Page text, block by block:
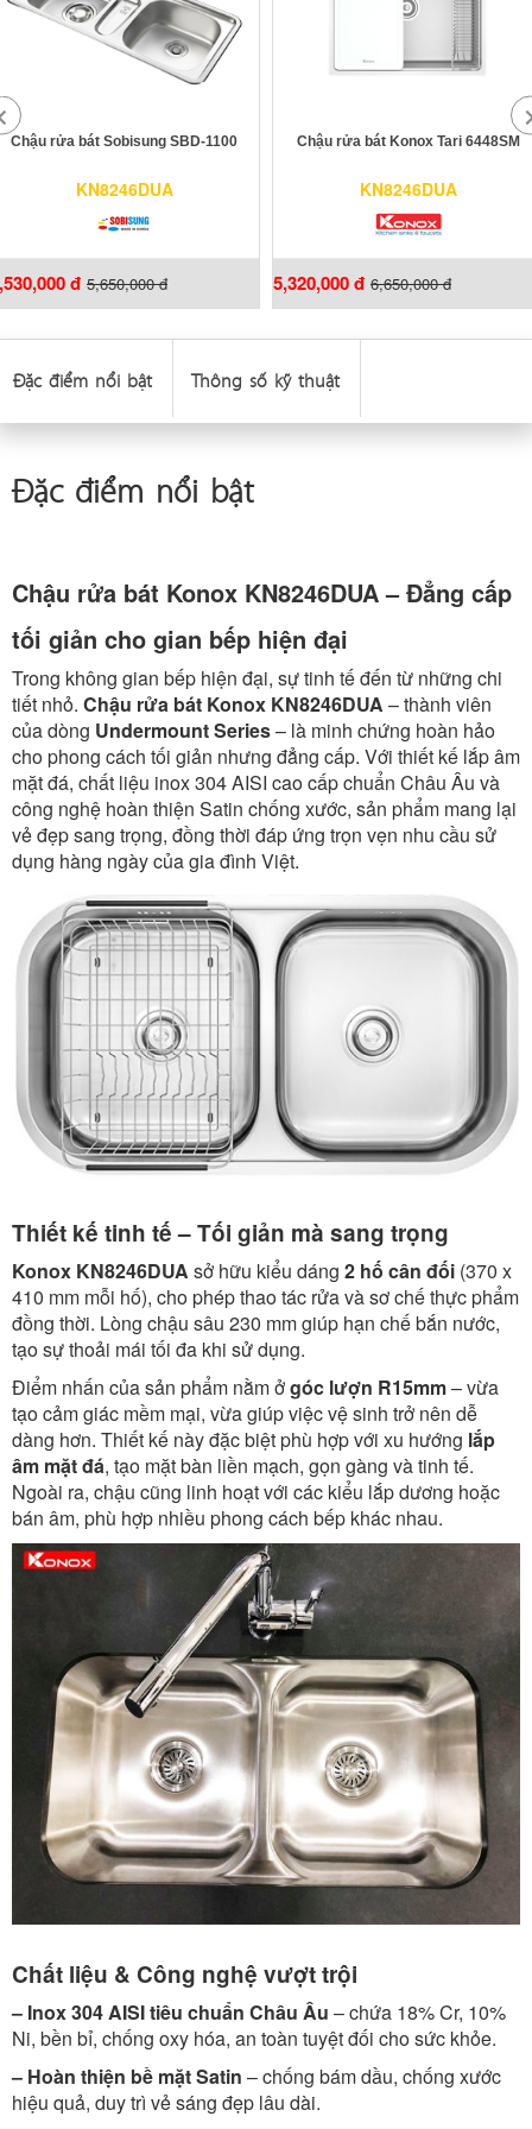
Chậu rửa bát Sobisung SBD-1100
KN8246DUA
đ 5,650,000 đ
Chậu rửa bát Konox Tari 6448SM
KN8246DUA
5,320,000 đ 6,650,000 đ
Đặc điểm nổi bật Thông số kỹ thuật
Đặc điểm nổi bật
Chậu rửa bát Konox KN8246DUA – Đẳng cấp
tối giản cho gian bếp hiện đại
Trong không gian bếp hiện đại, sự tinh tế đến từ những chi
tiết nhỏ. Chậu rửa bát Konox KN8246DUA – thành viên
của dòng Undermount Series– là minh chứng hoàn hảo
cho phong cách tối giản nhưng đẳng cấp. Với thiết kế lắp âm
mặt đá, chất liệu inox 304 AISI cao cấp chuẩn Châu Âu và
công nghệ hoàn thiện Satin chống xước, sản phẩm mang lại
vẻ đẹp sang trọng, đồng thời đáp ứng trọn vẹn nhu cầu sử
dụng hàng ngày của gia đình Việt.
Thiết kế tinh tế – Tối giản mà sang trọng
Konox KN8246DUA sở hữu kiểu dáng 2 hố cân đối (370 x
410 mm mỗi hố), cho phép thao tác rửa và sơ chế thực phẩm
đồng thời. Lòng chậu sâu 230 mm giúp hạn chế bắn nước,
tạo sự thoải mái tối đa khi sử dụng.
Điểm nhấn của sản phẩm nằm ởgóc lượn R15mm– vừa
tạo cảm giác mềm mại, vừa giúp việc vệ sinh trở nên dễ
dàng hơn. Thiết kế này đặc biệt phù hợp với xu hướng lắp
âm mặt đá, tạo mặt bàn liền mạch, gọn gàng và tinh tế.
Ngoài ra, chậu cũng linh hoạt với các kiểu lắp dương hoặc
bán âm, phù hợp nhiều phong cách bếp khác nhau.
Chất liệu & Công nghệ vượt trội
– Inox 304 AISI tiêu chuẩn Châu Âu – chứa 18% Cr, 10%
Ni, bền bỉ, chống oxy hóa, an toàn tuyệt đối cho sức khỏe.
– Hoàn thiện bề mặt Satin – chống bám dầu, chống xước
hiệu quả, duy trì vẻ sáng đẹp lâu dài.